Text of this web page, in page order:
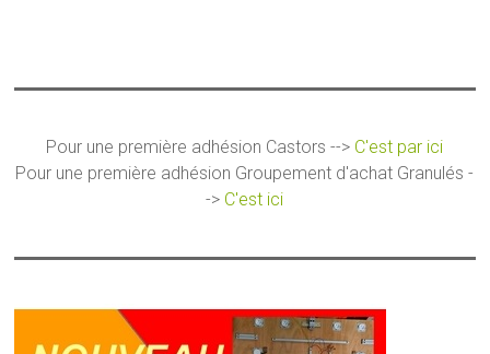
Pour une première adhésion Castors --> C'est par ici
Pour une première adhésion Groupement d'achat Granulés -
-> C'est ici